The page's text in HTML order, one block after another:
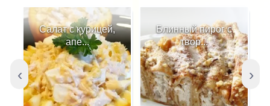
удивить своих гостей
неазиатов. Дословно
пад тай (или пат тхай)
означает "лапша по-
тайски". В Таиланде в
зависимости от
провинции рецепт
Салат с курицей,
апе...
Блинный пирог с
твор...
‹ ›